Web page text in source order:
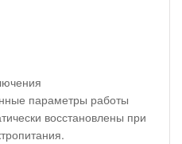
параметры работы
восстановлены при